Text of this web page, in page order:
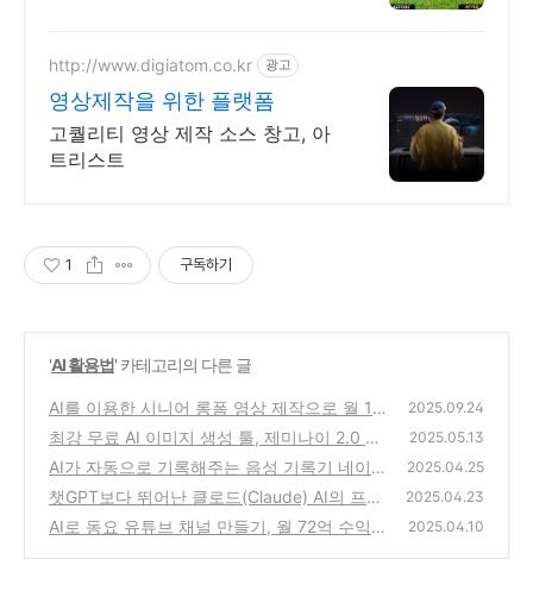
http://www.digiatom.co.kr 광고
영상제작을 위한 플랫폼
고퀄리티 영상 제작 소스 창고, 아
트리스트
1 구독하기
'AI 활용법' 카테고리의 다른 글
AI를 이용한 시니어 롱폼 영상 제작으로 월 1천
만 원 이상 수익 내는 방법
(0)
2025.09.24
최강 무료 AI 이미지 생성 툴, 제미나이 2.0 플
래시 구글 AI로 이미지 생성과 편집을 무료로
(0)
2025.05.13
AI가 자동으로 기록해주는 음성 기록기 네이버
클로바 노트 무료 사용법! clovanote 다운로드
(0)
2025.04.25
챗GPT보다 뛰어난 클로드(Claude) AI의 프로
젝트로 제안서, 이메일, 블로그 활용법 마스터
2025.04.23
AI로 동요 유튜브 채널 만들기, 월 72억 수익의
2025.04.10